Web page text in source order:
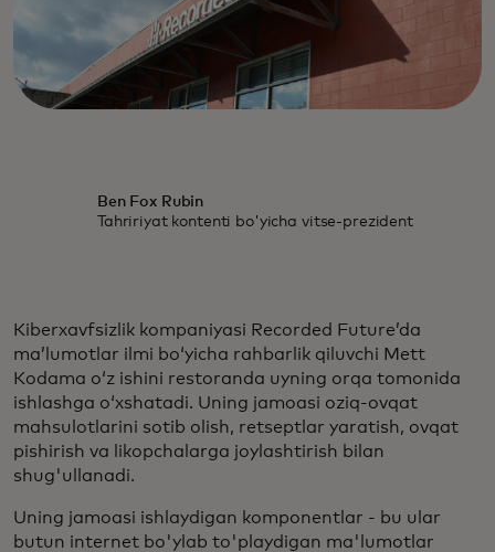
Ben Fox Rubin
Tahririyat kontenti bo'yicha vitse-prezident
Kiberxavfsizlik kompaniyasi Recorded Future’da
ma’lumotlar ilmi bo‘yicha rahbarlik qiluvchi Mett
Kodama o‘z ishini restoranda uyning orqa tomonida
ishlashga o‘xshatadi. Uning jamoasi oziq-ovqat
mahsulotlarini sotib olish, retseptlar yaratish, ovqat
pishirish va likopchalarga joylashtirish bilan
shug'ullanadi.
Uning jamoasi ishlaydigan komponentlar - bu ular
butun internet bo'ylab to'playdigan ma'lumotlar